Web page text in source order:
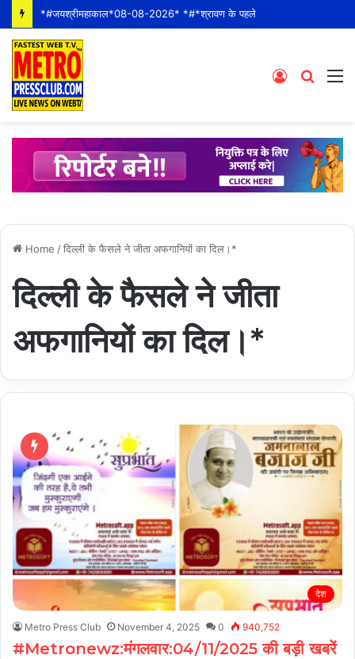
Search
Log
Home /दिल्ली के फैसले ने जीता अफगानियों का दिल।*
दिल्ली के फैसले ने जीता
अफगानियों का दिल।*
देश
Metro Press Club November 4, 2025 0 940,752
#Metronewz:मंगलवार:04/11/2025 की बड़ी खबरें